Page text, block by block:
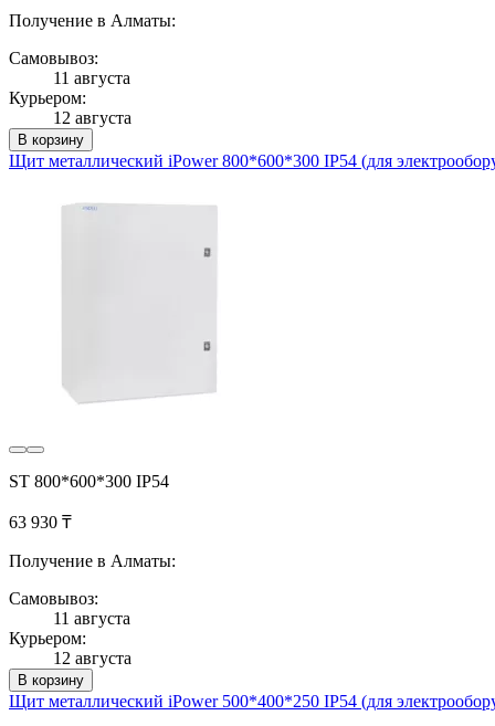
Получение в Алматы:
Самовывоз:
11 августа
Курьером:
12 августа
В корзину
Щит металлический iPower 800*600*300 IP54 (для
ST 800*600*300 IP54
63 930 ₸
Получение в Алматы:
Самовывоз:
11 августа
Курьером:
12 августа
В корзину
Щит металлический iPower 500*400*250 IP54 (для